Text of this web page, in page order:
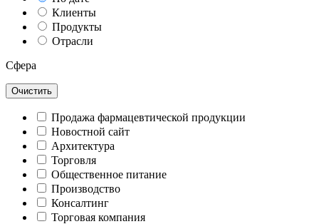
Клиенты
Продукты
Отрасли
Сфера
Очистить
Продажа фармацевтической продукции
Новостной сайт
Архитектура
Торговля
Общественное питание
Производство
Консалтинг
Торговая компания